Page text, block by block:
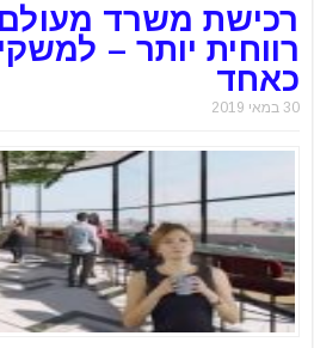
רכישת משרד
רווחית יותר –
כאחד
30 במאי 2019